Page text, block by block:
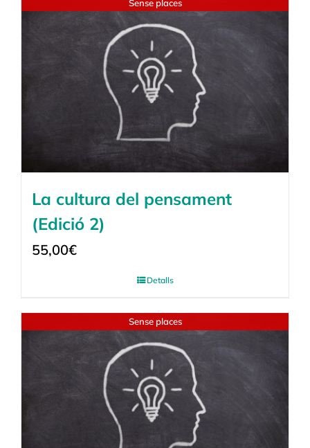
Sense places
La cultura del pensament
(Edició 2)
55,00€
Detalls
Sense places